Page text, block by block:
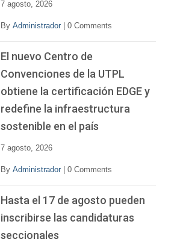
7 agosto, 2026
By Administrador 0 Comments
El nuevo Centro de
Convenciones de la UTPL
obtiene la certificación EDGE y
redefine la infraestructura
sostenible en el país
7 agosto, 2026
By Administrador 0 Comments
Hasta el 17 de agosto pueden
inscribirse las candidaturas
seccionales